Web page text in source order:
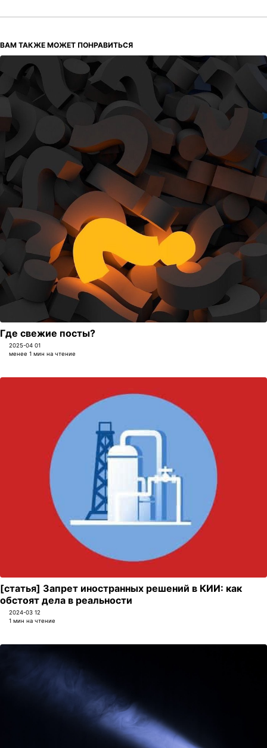
ВАМ ТАКЖЕ МОЖЕТ ПОНРАВИТЬСЯ
Где свежие посты?
2025-04 01
менее 1 мин на чтение
[статья] Запрет иностранных решений в КИИ: как
обстоят дела в реальности
2024-03 12
1 мин на чтение